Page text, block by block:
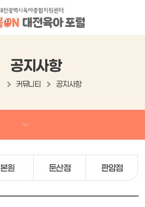
공지사항
커뮤니티 공지사항
본원 둔산점 판암점